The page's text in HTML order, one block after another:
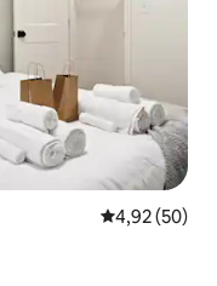
prosječna
4,92 (50)